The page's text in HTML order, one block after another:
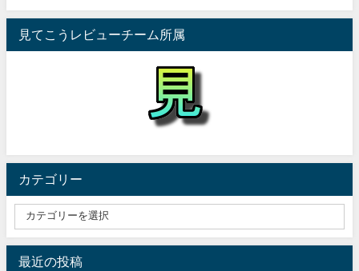
見てこうレビューチーム所属
カテゴリー
最近の投稿